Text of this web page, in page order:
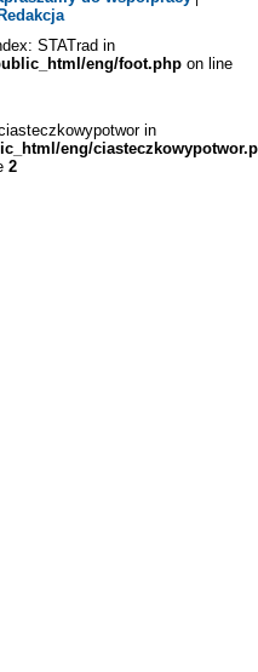
Redakcja
STATrad in
eng/foot.php on line
in
eng/
2